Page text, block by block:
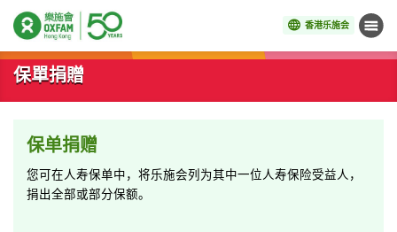
香港乐施会 菜单
开始主要内容
保單捐贈
保单捐赠
您可在人寿保单中，将乐施会列为其中一位人寿保险受益人，
捐出全部或部分保额。